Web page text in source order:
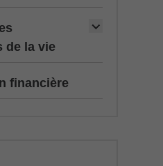
de la vie
financière